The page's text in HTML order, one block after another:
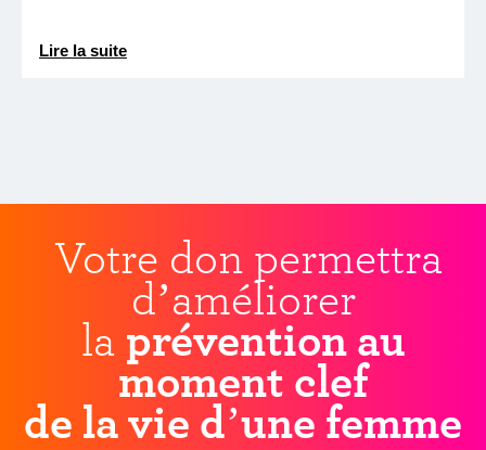
Lire la suite
Votre don permettra
d’améliorer
la prévention au
moment clef
de la vie d’une femme